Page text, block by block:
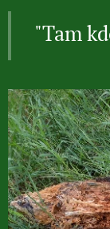
"Tam